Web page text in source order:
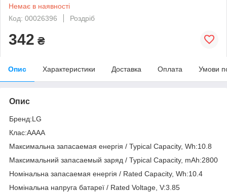
Немає в наявності
Код: 00026396
Роздріб
342 ₴
Опис Характеристики Доставка Оплата Умови
Опис
Бренд:LG
Клас:AAAA
Максимальна запасаемая енергія / Typical Capacity, Wh:10.8
Максимальний запасаемый заряд / Typical Capacity, mAh:2800
Номінальна запасаемая енергія / Rated Capacity, Wh:10.4
Номінальна напруга батареї / Rated Voltage, V:3.85